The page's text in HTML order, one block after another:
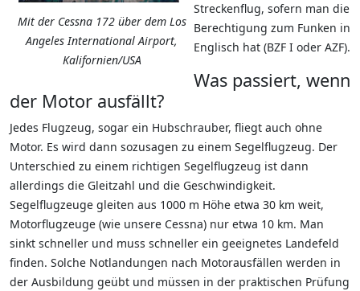
Mit der Cessna 172 über dem Los
Angeles International Airport,
Kalifornien/USA
Streckenflug, sofern man die
Berechtigung zum Funken in
Englisch hat (BZF I oder AZF).
Was passiert, wenn
der Motor ausfällt?
Jedes Flugzeug, sogar ein Hubschrauber, fliegt auch ohne
Motor. Es wird dann sozusagen zu einem Segelflugzeug. Der
Unterschied zu einem richtigen Segelflugzeug ist dann
allerdings die Gleitzahl und die Geschwindigkeit.
Segelflugzeuge gleiten aus 1000 m Höhe etwa 30 km weit,
Motorflugzeuge (wie unsere Cessna) nur etwa 10 km. Man
sinkt schneller und muss schneller ein geeignetes Landefeld
finden. Solche Notlandungen nach Motorausfällen werden in
der Ausbildung geübt und müssen in der praktischen Prüfung